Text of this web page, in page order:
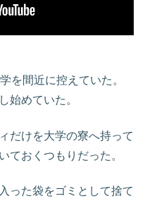
を間近に控えていた。
始めていた。
だけを大学の寮へ持って
ておくつもりだった。
った袋をゴミとして捨て